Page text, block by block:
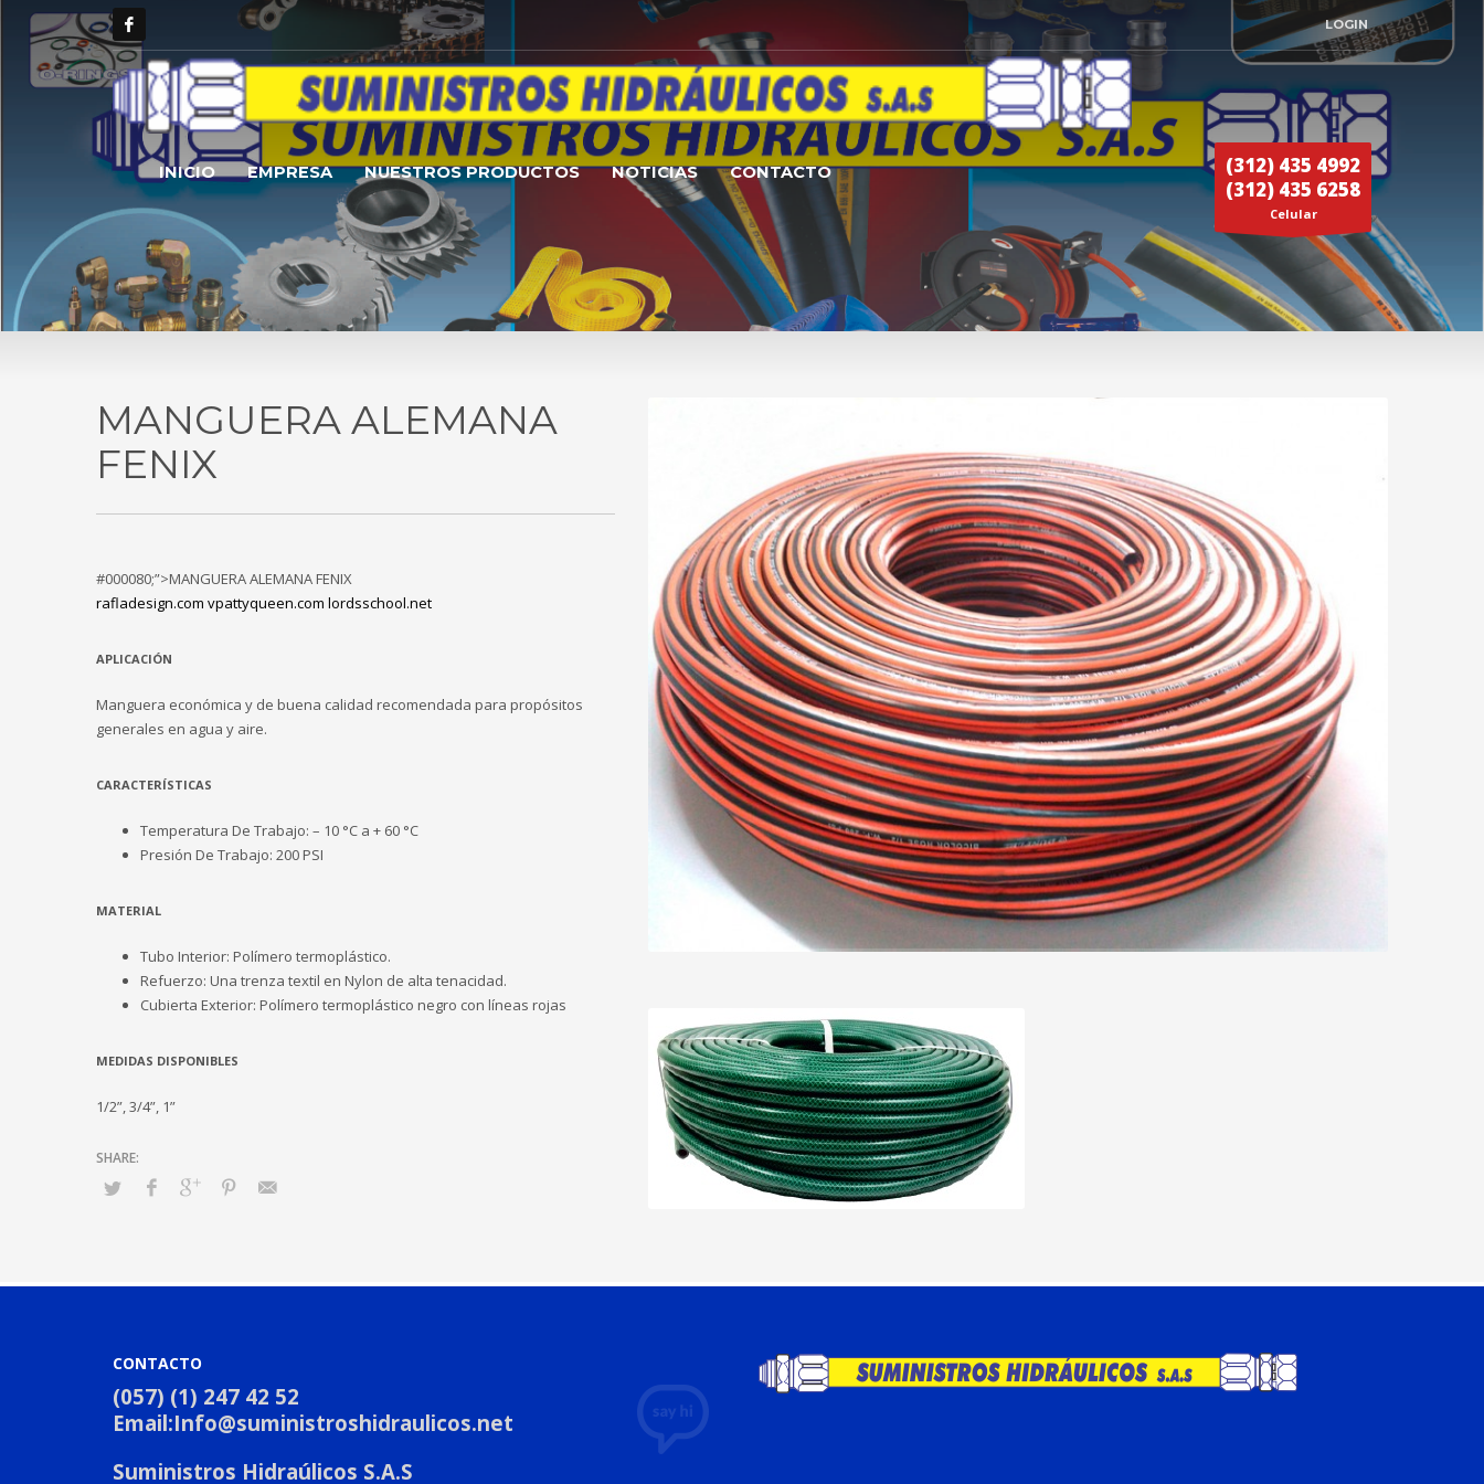
LOGIN
INICIO EMPRESA NUESTROS PRODUCTOS NOTICIAS CONTACTO
(312) 435 4992
(312) 435 6258
Celular
MANGUERA ALEMANA
FENIX
#000080;”>MANGUERA ALEMANA FENIX
rafladesign.com vpattyqueen.com lordsschool.net
APLICACIÓN
Manguera económica y de buena calidad recomendada para propósitos
generales en agua y aire.
CARACTERÍSTICAS
Temperatura De Trabajo: – 10 °C a + 60 °C
Presión De Trabajo: 200 PSI
MATERIAL
Tubo Interior: Polímero termoplástico.
Refuerzo: Una trenza textil en Nylon de alta tenacidad.
Cubierta Exterior: Polímero termoplástico negro con líneas rojas
MEDIDAS DISPONIBLES
1/2”, 3/4”, 1”
CONTACTO
(057) (1) 247 42 52
Email:Info@suministroshidraulicos.net
Suministros Hidraúlicos S.A.S